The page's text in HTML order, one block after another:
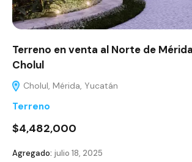
Terreno en venta al Norte de
Cholul
Cholul, Mérida, Yucatán
Terreno
$4,482,000
Agregado: julio 18, 2025